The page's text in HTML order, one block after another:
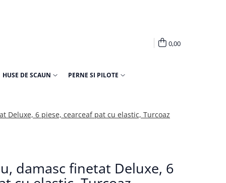
0,00
HUSE DE SCAUN PERNE SI PILOTE
Deluxe, 6 piese, cearceaf pat cu elastic, Turcoaz
damasc finetat Deluxe, 6